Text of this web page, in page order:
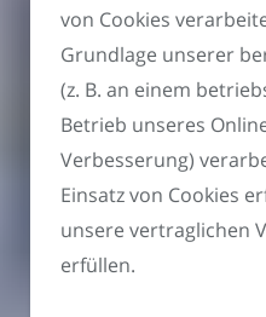
von Cookies
Grundlage unserer
(z. B. an einem
Betrieb unseres
Verbesserung)
Einsatz von Cookies
unsere vertraglichen
erfüllen.